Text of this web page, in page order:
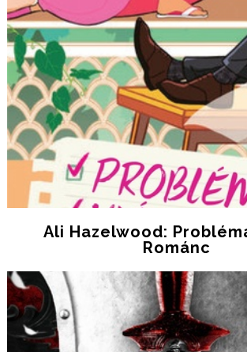
Ali Hazelwood:
Románc